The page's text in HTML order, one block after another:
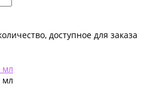
доступное для заказа
мл
мл